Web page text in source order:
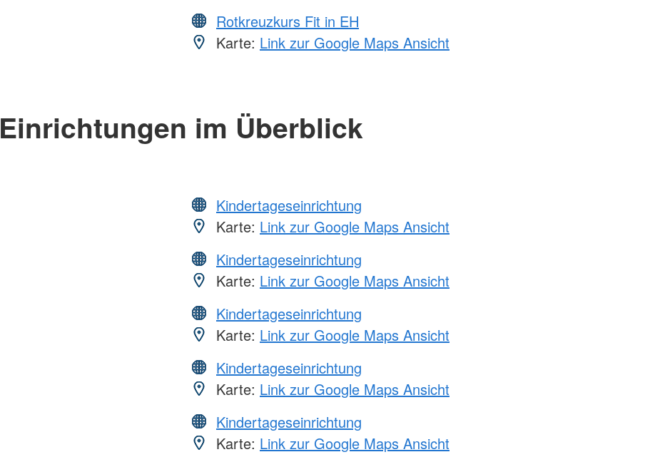
Rotkreuzkurs Fit in EH
Karte: Link zur Google Maps Ansicht
Einrichtungen im Überblick
Kindertageseinrichtung
Karte: Link zur Google Maps Ansicht
Kindertageseinrichtung
Karte: Link zur Google Maps Ansicht
Kindertageseinrichtung
Karte: Link zur Google Maps Ansicht
Kindertageseinrichtung
Karte: Link zur Google Maps Ansicht
Kindertageseinrichtung
Karte: Link zur Google Maps Ansicht